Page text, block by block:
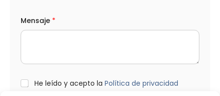
m
b
r
Mensaje *
L
O
He leído y acepto la Política de privacidad